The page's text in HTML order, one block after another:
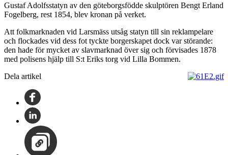
Gustaf Adolfsstatyn av den göteborgsfödde skulptören Bengt Erland
Fogelberg, rest 1854, blev kronan på verket.
Att folkmarknaden vid Larsmäss utsåg statyn till sin reklampelare
och flockades vid dess fot tyckte borgerskapet dock var störande:
den hade för mycket av slavmarknad över sig och förvisades 1878
med polisens hjälp till S:t Eriks torg vid Lilla Bommen.
Dela artikel